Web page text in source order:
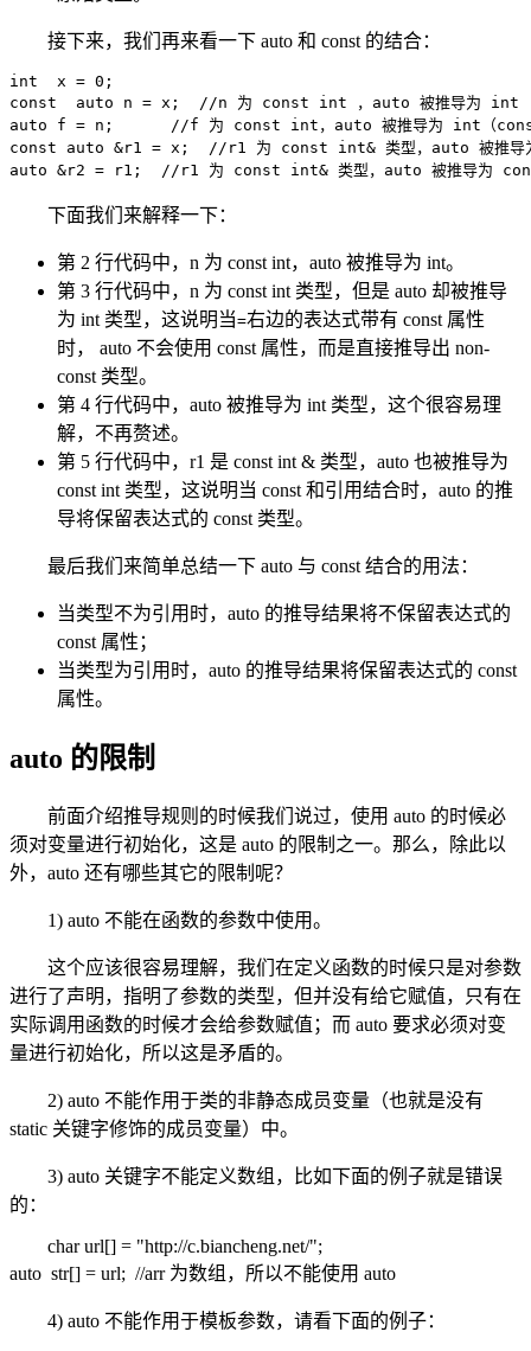
接下来，我们再来看一下 auto 和 const 的结合：
int  x = 0;
const  auto n = x;  //n 为 const int ，auto 被推导为 int
auto f = n;      //f 为 const int，auto 被推导为 int（const
const auto &r1 = x;  //r1 为 const int& 类型，auto 被推
auto &r2 = r1;  //r1 为 const int& 类型，auto 被推导为
下面我们来解释一下：
第 2 行代码中，n 为 const int，auto 被推导为 int。
第 3 行代码中，n 为 const int 类型，但是 auto 却被推导
为 int 类型，这说明当=右边的表达式带有 const 属性
时， auto 不会使用 const 属性，而是直接推导出 non-
const 类型。
第 4 行代码中，auto 被推导为 int 类型，这个很容易理
解，不再赘述。
第 5 行代码中，r1 是 const int & 类型，auto 也被推导为
const int 类型，这说明当 const 和引用结合时，auto 的推
导将保留表达式的 const 类型。
最后我们来简单总结一下 auto 与 const 结合的用法：
当类型不为引用时，auto 的推导结果将不保留表达式的
const 属性；
当类型为引用时，auto 的推导结果将保留表达式的 const
属性。
auto 的限制
前面介绍推导规则的时候我们说过，使用 auto 的时候必
须对变量进行初始化，这是 auto 的限制之一。那么，除此以
外，auto 还有哪些其它的限制呢？
1) auto 不能在函数的参数中使用。
这个应该很容易理解，我们在定义函数的时候只是对参数
进行了声明，指明了参数的类型，但并没有给它赋值，只有在
实际调用函数的时候才会给参数赋值；而 auto 要求必须对变
量进行初始化，所以这是矛盾的。
2) auto 不能作用于类的非静态成员变量（也就是没有
static 关键字修饰的成员变量）中。
3) auto 关键字不能定义数组，比如下面的例子就是错误
的：
char url[] = "http://c.biancheng.net/";
auto str[] = url; //arr 为数组，所以不能使用 auto
4) auto 不能作用于模板参数，请看下面的例子：